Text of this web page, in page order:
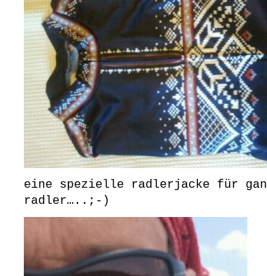
eine spezielle radlerjacke für
radler…..;-)